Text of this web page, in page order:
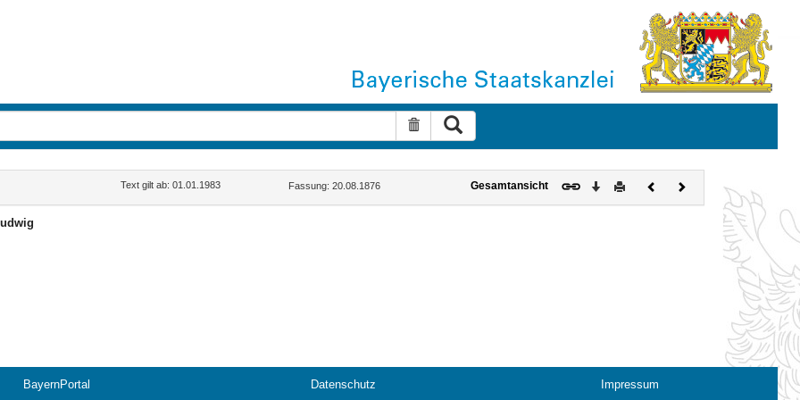
Suche zurücksetzen
Text gilt ab: 01.01.1983 Fassung: 20.08.1876 Gesamtansicht Download
DruckenVorherigesNächstes
Dokument
BayernPortal Datenschutz
Impressum